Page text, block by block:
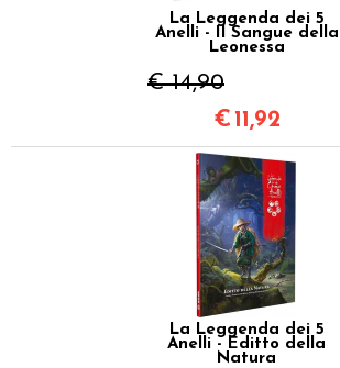
La Leggenda dei 5
Anelli - Il Sangue della
Leonessa
€ 14,90
€ 11,92
La Leggenda dei 5
Anelli - Editto della
Natura